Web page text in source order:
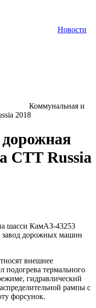
Новости
Коммунальная и
2018
СТТ Russia
шасси КамАЗ-43253
завод дорожных машин
внешнее
подогрева термального
гидравлический
рампы с
форсунок.